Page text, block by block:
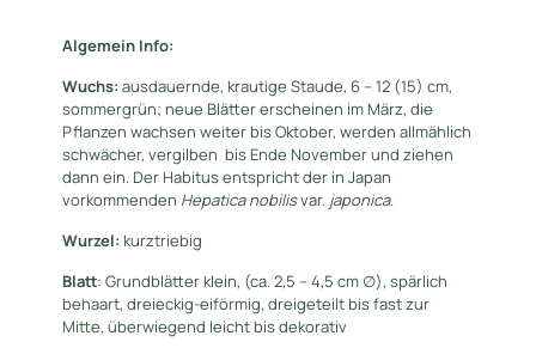
Algemein Info:
Wuchs:ausdauernde, krautige Staude, 6 – 12 (15) cm,
sommergrün; neue Blätter erscheinen im März, die
Pflanzen wachsen weiter bis Oktober, werden allmählich
schwächer, vergilben bis Ende November und ziehen
dann ein. Der Habitus entspricht der in Japan
vorkommenden Hepatica nobilisvar. japonica.
Wurzel: kurztriebig
Blatt: Grundblätter klein, (ca. 2,5 – 4,5 cm ∅), spärlich
behaart, dreieckig-eiförmig, dreigeteilt bis fast zur
Mitte, überwiegend leicht bis dekorativ